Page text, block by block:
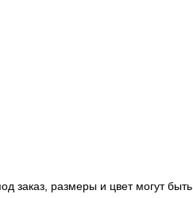
заказ, размеры и цвет могут быть